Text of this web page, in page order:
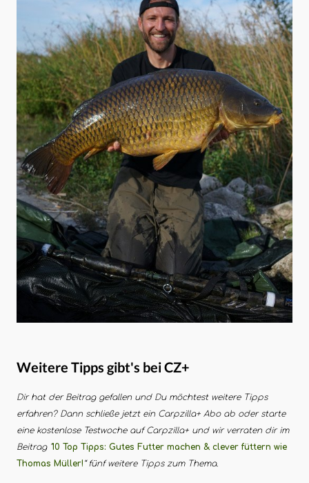
Weitere Tipps gibt's bei CZ+
Dir hat der Beitrag gefallen und Du möchtest weitere Tipps
erfahren? Dann schließe jetzt ein Carpzilla+ Abo ab oder starte
eine kostenlose Testwoche auf Carpzilla+ und wir verraten dir im
Beitrag "10 Top Tipps: Gutes Futter machen & clever füttern wie
Thomas Müller! “ fünf weitere Tipps zum Thema.